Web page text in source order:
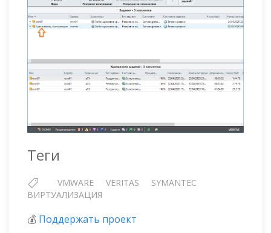
Теги
VMWARE VERITAS
SYMANTEC
ВИРТУАЛИЗАЦИЯ
💰 Поддержать проект